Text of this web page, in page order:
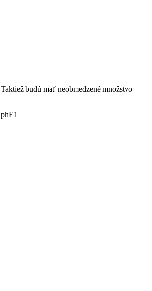
budú mať neobmedzené množstvo